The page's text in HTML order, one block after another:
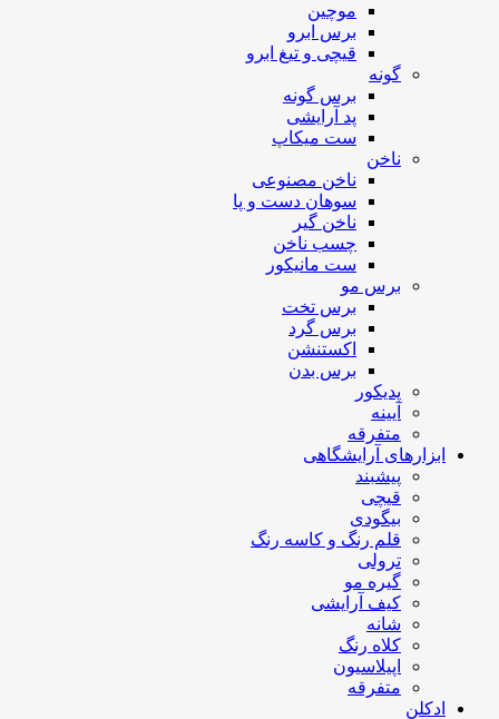
موچین
برس ابرو
قیچی و تیغ ابرو
گونه
برس گونه
پد آرایشی
ست میکاپ
ناخن
ناخن مصنوعی
سوهان دست و پا
ناخن گیر
چسب ناخن
ست مانیکور
برس مو
برس تخت
برس گرد
اکستنشن
برس بدن
پدیکور
آیینه
متفرقه
ابزارهای آرایشگاهی
پیشبند
قیچی
بیگودی
قلم رنگ و کاسه رنگ
ترولی
گیره مو
کیف آرایشی
شانه
کلاه رنگ
اپیلاسیون
متفرقه
ادکلن